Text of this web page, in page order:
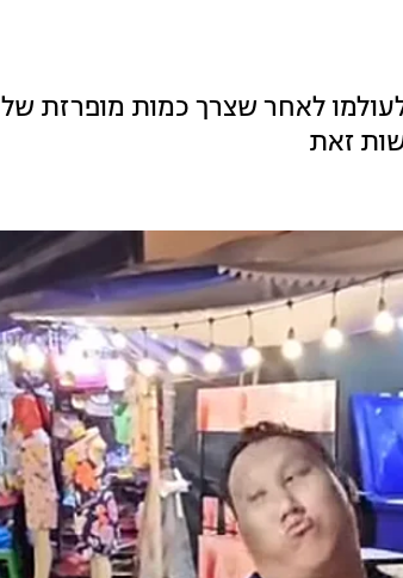
לאחר שצרך כמות מופרזת של
זאת